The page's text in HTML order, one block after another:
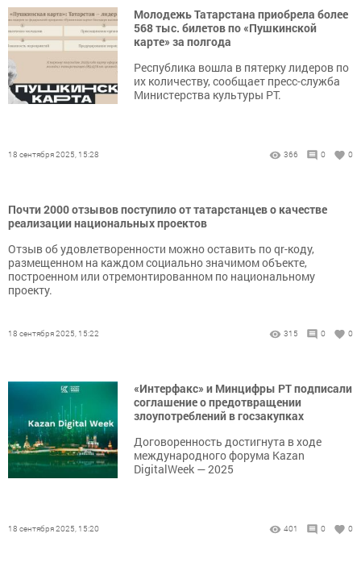
Молодежь Татарстана приобрела более
568 тыс. билетов по «Пушкинской
карте» за полгода
Республика вошла в пятерку лидеров по
их количеству, сообщает пресс-служба
Министерства культуры РТ.
18 сентября 2025, 15:28 366 0 0
Почти 2000 отзывов поступило от татарстанцев о качестве
реализации национальных проектов
Отзыв об удовлетворенности можно оставить по qr-коду,
размещенном на каждом социально значимом объекте,
построенном или отремонтированном по национальному
проекту.
18 сентября 2025, 15:22 315 0 0
«Интерфакс» и Минцифры РТ подписали
соглашение о предотвращении
злоупотреблений в госзакупках
Договоренность достигнута в ходе
международного форума Kazan
DigitalWeek — 2025
18 сентября 2025, 15:20 401 0 0